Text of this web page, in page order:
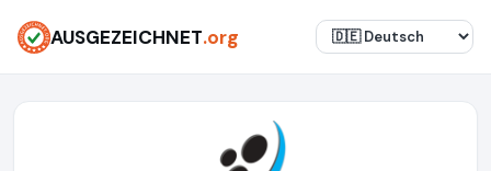
AUSGEZEICHNET.org